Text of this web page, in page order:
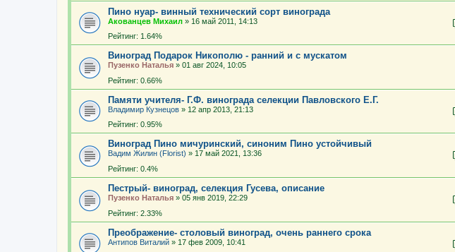
Пино нуар- винный технический сорт винограда
Акованцев Михаил » 16 май 2011, 14:13
Рейтинг: 1.64%
Виноград Подарок Никополю - ранний и с мускатом
Пузенко Наталья » 01 авг 2024, 10:05
Рейтинг: 0.66%
Памяти учителя- Г.Ф. винограда селекции Павловского Е.Г.
Владимир Кузнецов » 12 апр 2013, 21:13
Рейтинг: 0.95%
Виноград Пино мичуринский, синоним Пино устойчивый
Вадим Жилин (Florist) » 17 май 2021, 13:36
Рейтинг: 0.4%
Пестрый- виноград, селекция Гусева, описание
Пузенко Наталья » 05 янв 2019, 22:29
Рейтинг: 2.33%
Преображение- столовый виноград, очень раннего срока
Антипов Виталий » 17 фев 2009, 10:41